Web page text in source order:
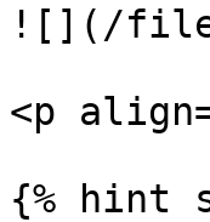
![](/files/
<p
{% hint